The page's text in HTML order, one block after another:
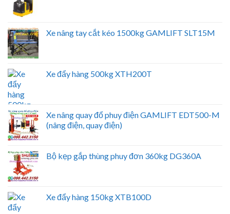
Xe nâng tay cắt kéo 1500kg GAMLIFT SLT15M
Xe đẩy hàng 500kg XTH200T
Xe nâng quay đổ phuy điện GAMLIFT EDT500-M
(nâng điện, quay điện)
Bộ kẹp gắp thùng phuy đơn 360kg DG360A
Xe đẩy hàng 150kg XTB100D